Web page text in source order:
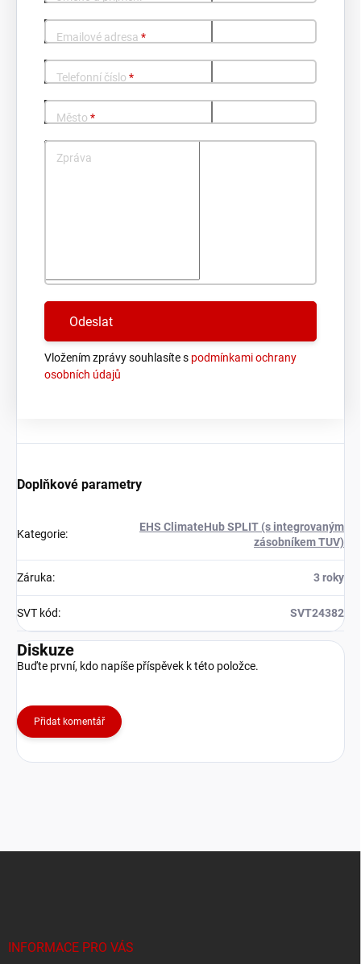
Emailové adresa *
Telefonní číslo *
Město *
Zpráva
Vložením zprávy souhlasíte s podmínkami ochrany
osobních údajů
Doplňkové parametry
Kategorie:
EHS ClimateHub SPLIT (s integrovaným
zásobníkem TUV)
Záruka: 3 roky
SVT kód: SVT24382
Diskuze
Buďte první, kdo napíše příspěvek k této položce.
Přidat komentář
INFORMACE PRO VÁS